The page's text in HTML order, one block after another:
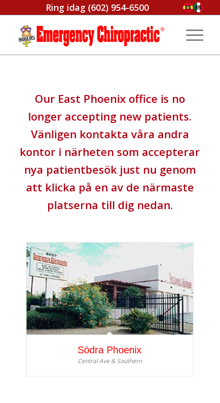
Ring idag (602) 954-6500
Our East Phoenix office is no
longer accepting new patients.
Vänligen kontakta våra andra
kontor i närheten som accepterar
nya patientbesök just nu genom
att klicka på en av de närmaste
platserna till dig nedan.
Södra Phoenix
Central Ave & Southern